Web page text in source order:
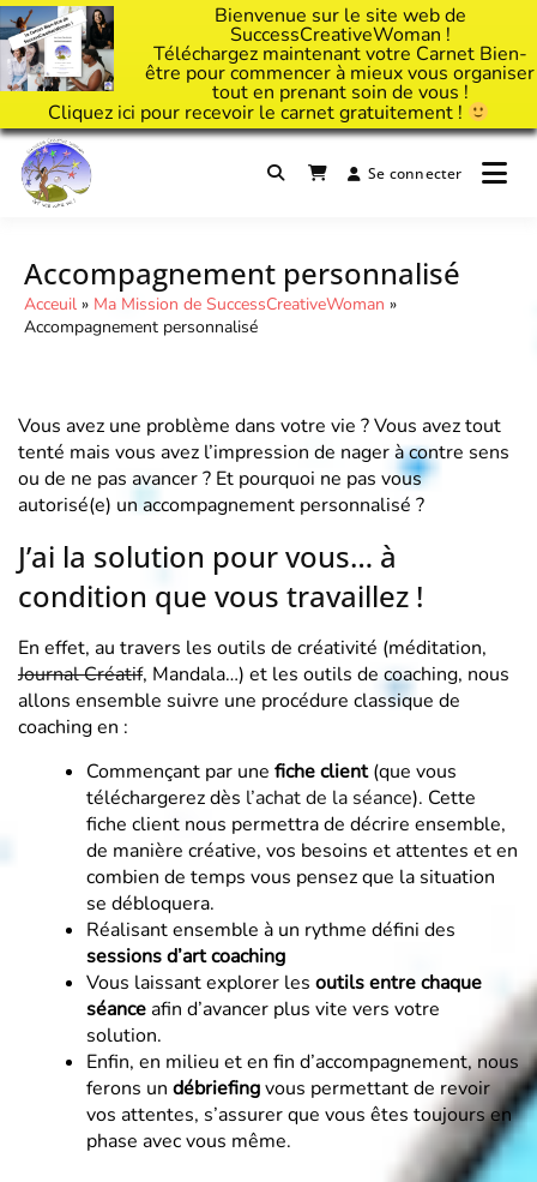
Bienvenue sur le site web de
SuccessCreativeWoman !
Téléchargez maintenant votre Carnet Bien-
être pour commencer à mieux vous organiser
tout en prenant soin de vous !
Cliquez ici pour recevoir le carnet gratuitement !
Passer
contenu
Il est temps d'ART'ivez votre vie !Se connecter
Accompagnement personnalisé
Acceuil » Ma Mission de SuccessCreativeWoman »
Accompagnement personnalisé
Vous avez une problème dans votre vie ? Vous avez tout
tenté mais vous avez l’impression de nager à contre sens
ou de ne pas avancer ? Et pourquoi ne pas vous
autorisé(e) un accompagnement personnalisé ?
J’ai la solution pour vous… à
condition que vous travaillez !
En effet, au travers les outils de créativité (méditation,
Journal Créatif, Mandala…) et les outils de coaching, nous
allons ensemble suivre une procédure classique de
coaching en :
Commençant par une fiche client(que vous
téléchargerez dès l’achat de la séance). Cette
fiche client nous permettra de décrire ensemble,
de manière créative, vos besoins et attentes et en
combien de temps vous pensez que la situation
se débloquera.
Réalisant ensemble à un rythme défini des
sessions d’art coaching
Vous laissant explorer les outils entre chaque
séanceafin d’avancer plus vite vers votre
solution.
Enfin, en milieu et en fin d’accompagnement, nous
ferons un débriefingvous permettant de revoir
vos attentes, s’assurer que vous êtes toujours en
phase avec vous même.